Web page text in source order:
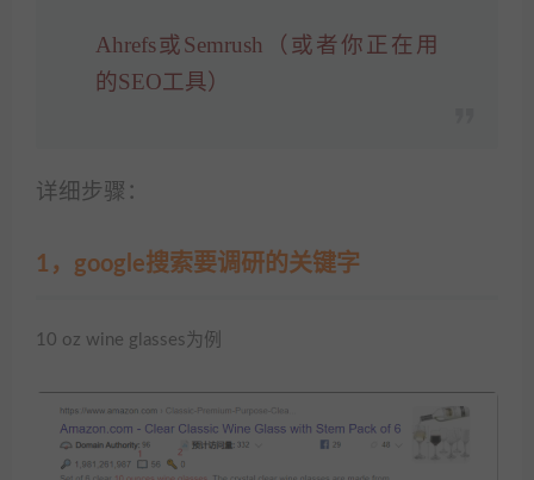
Ahrefs或Semrush（或者你正在用
的SEO工具）
详细步骤：
1，google搜索要调研的关键字
10 oz wine glasses为例